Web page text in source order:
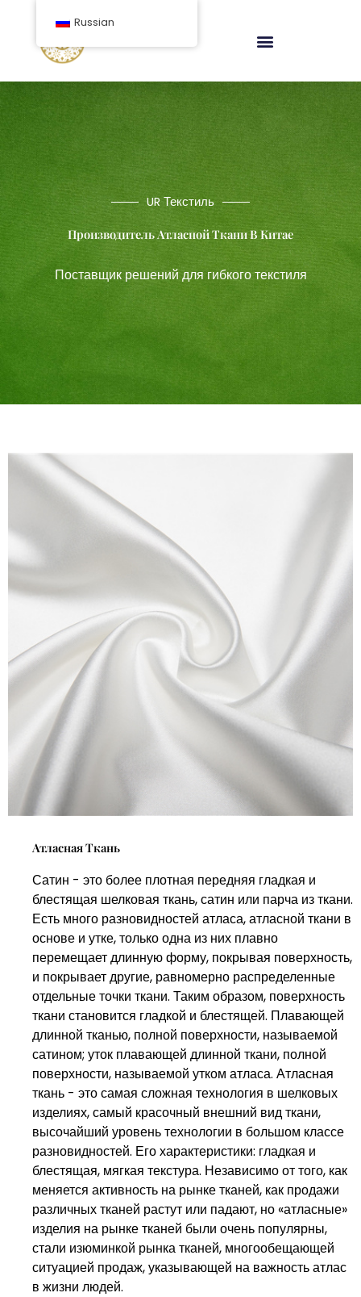
содержанию
UR Текстиль
Производитель Атласной Ткани В Китае
Поставщик решений для гибкого текстиля
Атласная Ткань
Сатин - это более плотная передняя гладкая и
блестящая шелковая ткань, сатин или парча из ткани.
Есть много разновидностей атласа, атласной ткани в
основе и утке, только одна из них плавно
перемещает длинную форму, покрывая поверхность,
и покрывает другие, равномерно распределенные
отдельные точки ткани. Таким образом, поверхность
ткани становится гладкой и блестящей. Плавающей
длинной тканью, полной поверхности, называемой
сатином; уток плавающей длинной ткани, полной
поверхности, называемой утком атласа. Атласная
ткань - это самая сложная технология в шелковых
изделиях, самый красочный внешний вид ткани,
высочайший уровень технологии в большом классе
разновидностей. Его характеристики: гладкая и
блестящая, мягкая текстура. Независимо от того, как
меняется активность на рынке тканей, как продажи
различных тканей растут или падают, но «атласные»
изделия на рынке тканей были очень популярны,
стали изюминкой рынка тканей, многообещающей
ситуацией продаж, указывающей на важность атлас
в жизни людей.
Russian